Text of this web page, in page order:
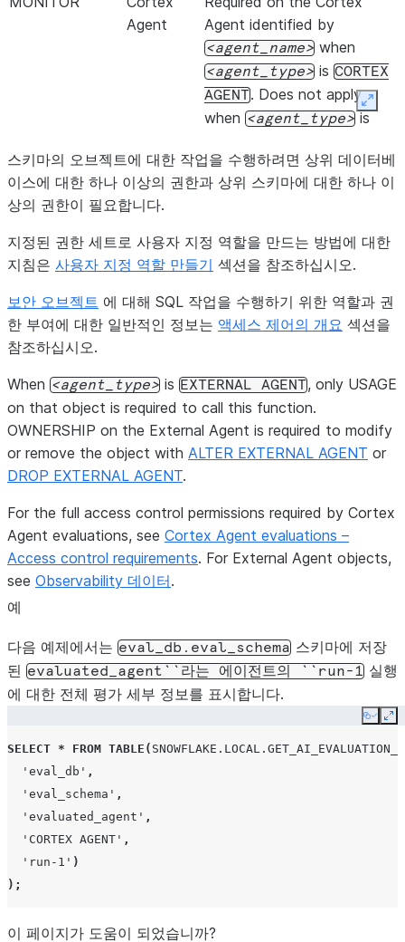
있습니다.
status
입니다.
message
METRIC_CALLS
기준, 메트릭
포함됩니다.
기 위해
입니다.
다.
출
원
으
Agent
Agent identified by
agent_name when
agent_type is CORTEX
AGENT. Does not apply
when
agent_type is
스키마의 오브젝트에 대한 작업을 수행하려면 상위 데이터베
이스에 대한 하나 이상의 권한과 상위 스키마에 대한 하나 이
상의 권한이 필요합니다.
지정된 권한 세트로 사용자 지정 역할을 만드는 방법에 대한
지침은 사용자 지정 역할 만들기 섹션을 참조하십시오.
보안 오브젝트 에 대해 SQL 작업을 수행하기 위한 역할과 권
한 부여에 대한 일반적인 정보는 액세스 제어의 개요 섹션을
참조하십시오.
When agent_type is EXTERNAL AGENT, only USAGE
on that object is required to call this function.
OWNERSHIP on the External Agent is required to modify
or remove the object with ALTER EXTERNAL AGENT or
DROP EXTERNAL AGENT.
For the full access control permissions required by Cortex
Agent evaluations, see Cortex Agent evaluations –
Access control requirements. For External Agent objects,
see Observability 데이터.
예
다음 예제에서는 eval_db.eval_schema 스키마에 저장
된 evaluated_agent``라는 에이전트의 ``run-1 실행
에 대한 전체 평가 세부 정보를 표시합니다.
Copy
SELECT * FROM TABLE (
'eval_db' ,
'eval_schema' ,
'evaluated_agent' ,
'CORTEX AGENT' ,
'run-1' )
);
이 페이지가 도움이 되었습니까?